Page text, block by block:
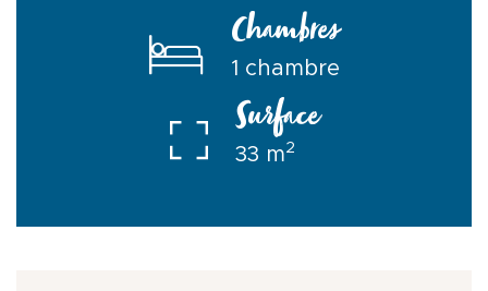
Chambres
1 chambre
Surface
33 m2